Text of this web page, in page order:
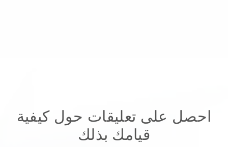
احصل على تعليقات حول كيفية
قيامك بذلك